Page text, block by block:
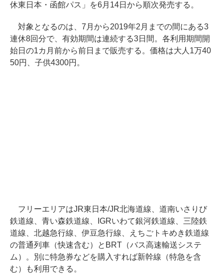
休東日本・函館パス」を6月14日から順次発売する。
対象となるのは、7月から2019年2月までの間にある3
連休8回分で、有効期間は連続する3日間。各利用期間開
始日の1カ月前から前日まで販売する。価格は大人1万40
50円、子供4300円。
フリーエリアはJR東日本/JR北海道線、道南いさりび
鉄道線、青い森鉄道線、IGRいわて銀河鉄道線、三陸鉄
道線、北越急行線、伊豆急行線、えちごトキめき鉄道線
の普通列車（快速含む）とBRT（バス高速輸送システ
ム）。別に特急券などを購入すれば新幹線（特急を含
む）も利用できる。